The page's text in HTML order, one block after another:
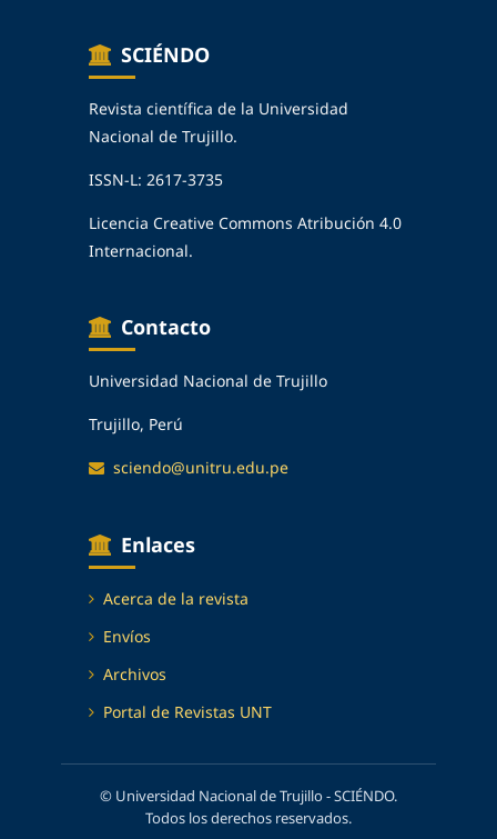
SCIÉNDO
Revista científica de la Universidad
Nacional de Trujillo.
ISSN-L: 2617-3735
Licencia Creative Commons Atribución 4.0
Internacional.
Contacto
Universidad Nacional de Trujillo
Trujillo, Perú
sciendo@unitru.edu.pe
Enlaces
Acerca de la revista
Envíos
Archivos
Portal de Revistas UNT
© Universidad Nacional de Trujillo - SCIÉNDO.
Todos los derechos reservados.